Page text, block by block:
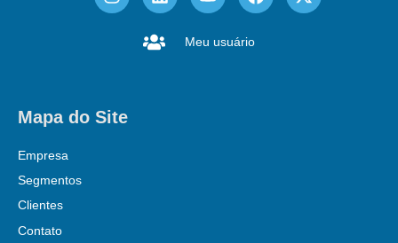
Meu usuário
Mapa do Site
Empresa
Segmentos
Clientes
Contato